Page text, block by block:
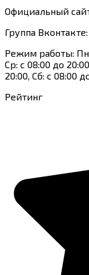
Официальный
Группа
Режим работы: Пн:
Ср: с 08:00 до
20:00, Сб: с 08:00
Рейтинг